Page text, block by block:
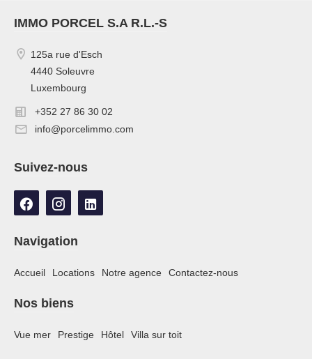
IMMO PORCEL S.A R.L.-S
125a rue d'Esch
4440 Soleuvre
Luxembourg
+352 27 86 30 02
info@porcelimmo.com
Suivez-nous
Navigation
Accueil Locations Notre agence Contactez-nous
Nos biens
Vue mer Prestige Hôtel Villa sur toit